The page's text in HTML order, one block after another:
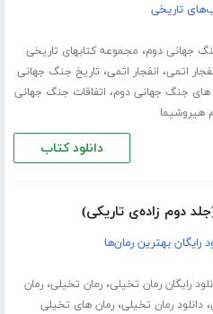
تاریخی
جهانی دوم، مجموعه کتابهای تاریخی
اتمی، انفجار اتمی، تاریخ جنگ جهانی
های جنگ جهانی دوم، اتفاقات جنگ جهانی
هیروشیما
دانلود کتاب
دوم زاده‌ی تاریکی)
رایگان بهترین رمان‌ها
رایگان رمان تخیلی،رمان تخیلی،رمان
،دانلود رمان تخیلی،رمان های تخیلی